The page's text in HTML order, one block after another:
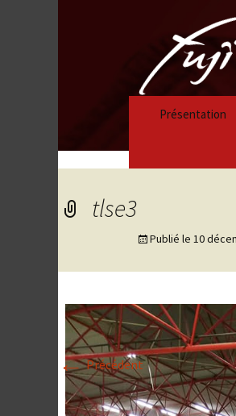
Présentation
tlse3
Publié le 10
←Précédent